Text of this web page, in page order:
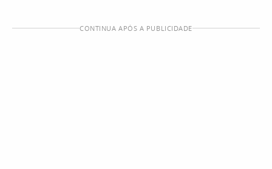
CONTINUA APÓS A PUBLICIDADE